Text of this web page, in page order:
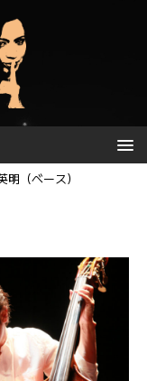
明（ベース）